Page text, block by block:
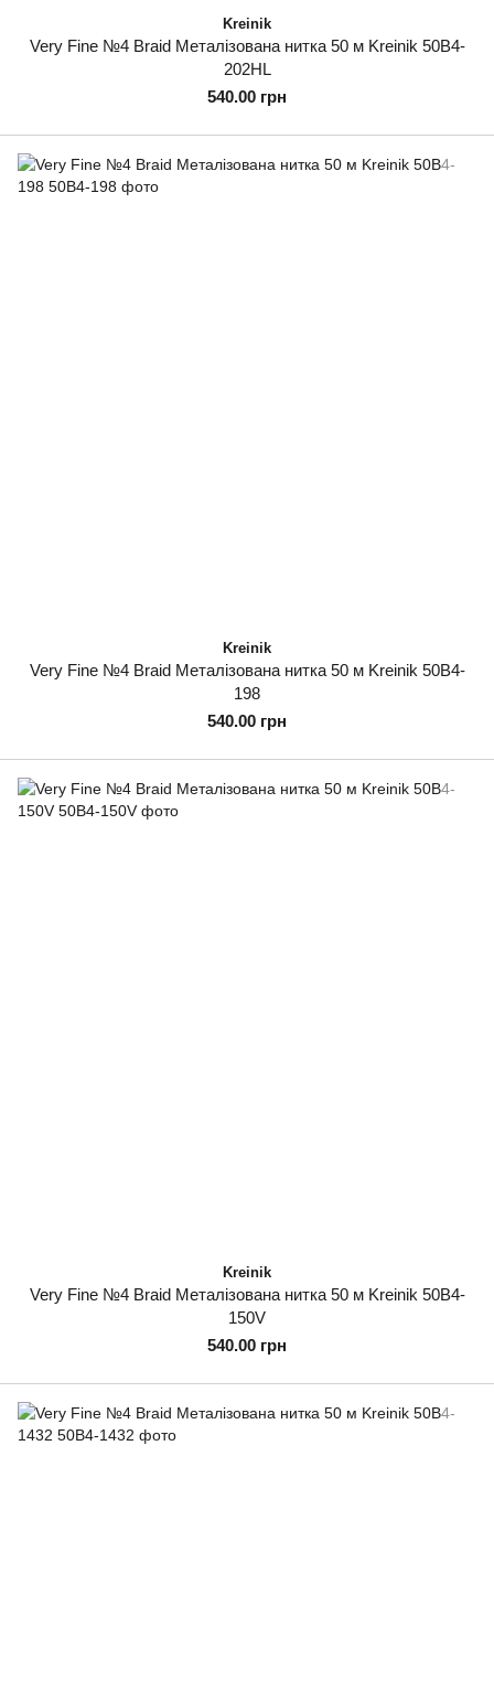
Kreinik
Very Fine №4 Braid Металізована нитка 50 м Kreinik 50B4-
202HL
540.00 грн
Kreinik
Very Fine №4 Braid Металізована нитка 50 м Kreinik 50B4-
198
540.00 грн
Kreinik
Very Fine №4 Braid Металізована нитка 50 м Kreinik 50B4-
150V
540.00 грн